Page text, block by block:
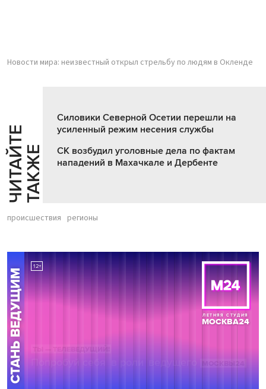
Новости мира: неизвестный открыл стрельбу по людям в Окленде
Ч
И
Т
АЙ
Т
Е
Т
А
К
ЖЕ
Силовики Северной Осетии перешли на
усиленный режим несения службы
СК возбудил уголовные дела по фактам
нападений в Махачкале и Дербенте
происшествия регионы